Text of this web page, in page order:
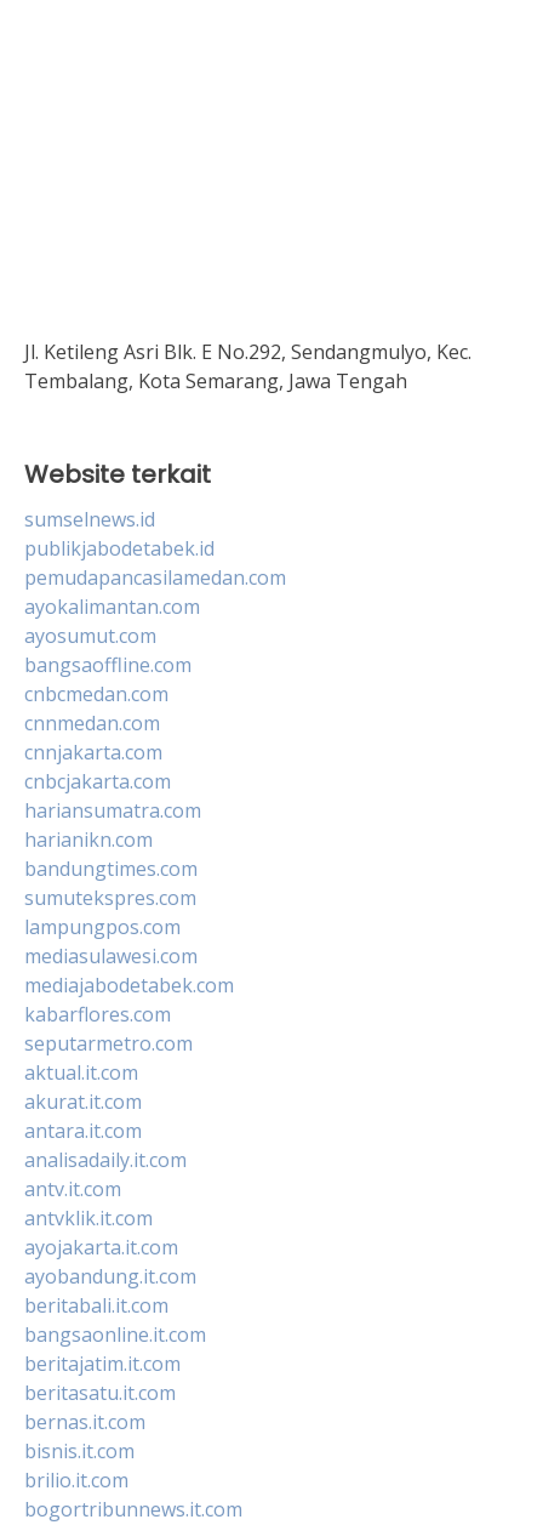
Jl. Ketileng Asri Blk. E No.292, Sendangmulyo, Kec.
Tembalang, Kota Semarang, Jawa Tengah
Website terkait
sumselnews.id
publikjabodetabek.id
pemudapancasilamedan.com
ayokalimantan.com
ayosumut.com
bangsaoffline.com
cnbcmedan.com
cnnmedan.com
cnnjakarta.com
cnbcjakarta.com
hariansumatra.com
harianikn.com
bandungtimes.com
sumutekspres.com
lampungpos.com
mediasulawesi.com
mediajabodetabek.com
kabarflores.com
seputarmetro.com
aktual.it.com
akurat.it.com
antara.it.com
analisadaily.it.com
antv.it.com
antvklik.it.com
ayojakarta.it.com
ayobandung.it.com
beritabali.it.com
bangsaonline.it.com
beritajatim.it.com
beritasatu.it.com
bernas.it.com
bisnis.it.com
brilio.it.com
bogortribunnews.it.com